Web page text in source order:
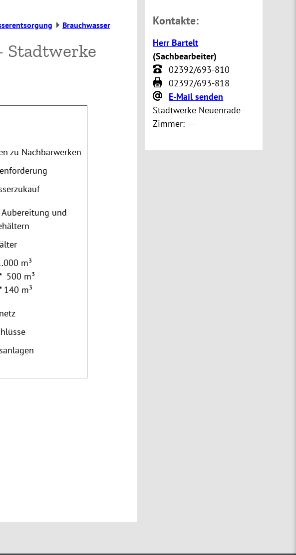
Brauchwasser
Stadtwerke
zu Nachbarwerken
und
m³
m³
m³
Kontakte:
Herr Bartelt
(Sachbearbeiter)
02392/693-810
02392/693-818
E-Mail senden
Stadtwerke Neuenrade
Zimmer: ---